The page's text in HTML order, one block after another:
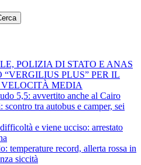
POLIZIA DI STATO E ANAS
PLUS” PER IL
MEDIA
5,5: avvertito anche al Cairo
tra autobus e camper, sei
e viene ucciso: arrestato
temperature record, allerta rossa in
siccità